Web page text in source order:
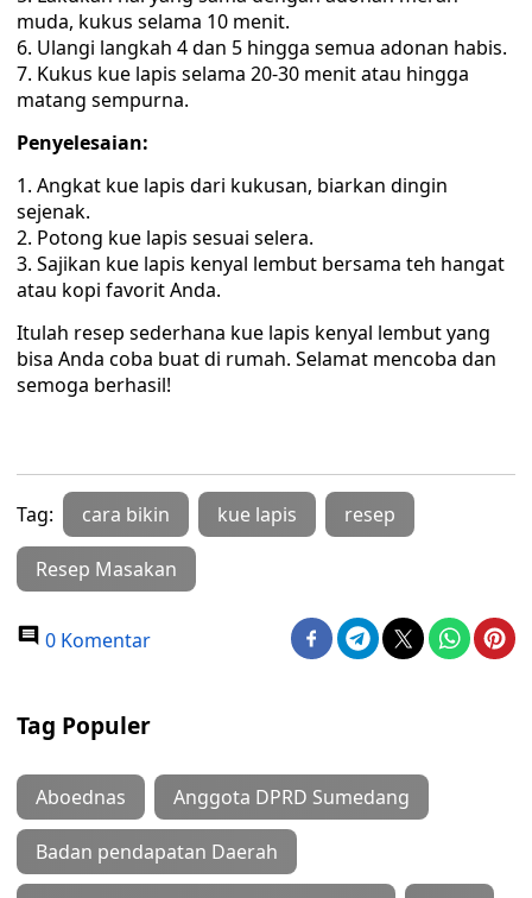
muda, kukus selama 10 menit.
Ulangi langkah 4 dan 5 hingga semua adonan habis.
Kukus kue lapis selama 20-30 menit atau hingga
matang sempurna.
Penyelesaian:
Angkat kue lapis dari kukusan, biarkan dingin
sejenak.
Potong kue lapis sesuai selera.
Sajikan kue lapis kenyal lembut bersama teh hangat
atau kopi favorit Anda.
Itulah resep sederhana kue lapis kenyal lembut yang
bisa Anda coba buat di rumah. Selamat mencoba dan
semoga berhasil!
Tag: cara bikin kue lapis resep
Resep Masakan
0 Komentar
Tag Populer
Aboednas Anggota DPRD Sumedang
Badan pendapatan Daerah